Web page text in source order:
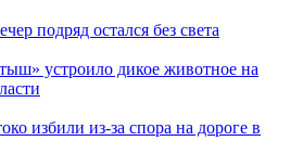
подряд остался без света
устроило дикое животное на
избили из-за спора на дороге в